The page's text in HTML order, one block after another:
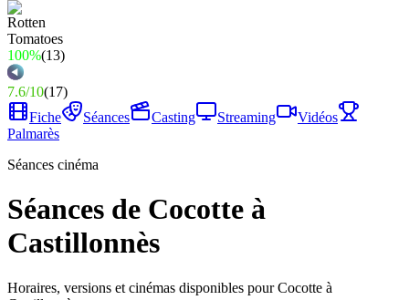
100%(13)
7.6/10(17)
Fiche
Séances Casting Streaming
Vidéos
Palmarès
Séances cinéma
Séances de Cocotte à
Castillonnès
Horaires, versions et cinémas disponibles pour Cocotte à